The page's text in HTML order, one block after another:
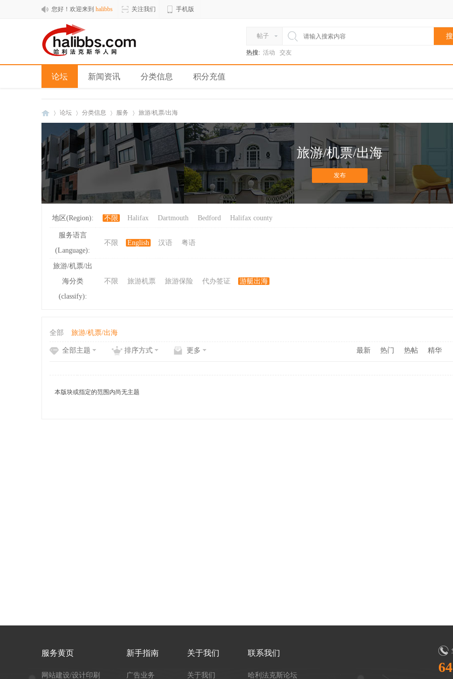
您好！欢迎来到 halibbs 关注我们 手机版
帖子
热搜: 活动 交友
论坛 新闻资讯 分类信息 积分充值
hal
论坛 分类信息
›
服务
›
旅游/机票/出海
旅游/机票/出海
发布
地区(Region): 不限 Halifax Dartmouth Bedford Halifax county
服务语言
(Language):
不限 English 汉语 粤语
旅游/机票/出
海分类
(classify):
不限 旅游机票 旅游保险 代办签证 游艇出海
全部 旅游/机票/出海
全部主题 排序方式 更多 最新 热门 热帖 精华
本版块或指定的范围内尚无主题
服务黄页
网站建设/设计印刷
新手指南
广告业务
关于我们
关于我们
联系我们
哈利法克斯论坛